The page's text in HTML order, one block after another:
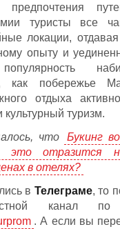
туристы все
локации,
опыту и
популярность
как побережье
отдыха
туризм.
что
Букинг
это отразится
в отелях?
в Телеграме, то
канал
. А если вы